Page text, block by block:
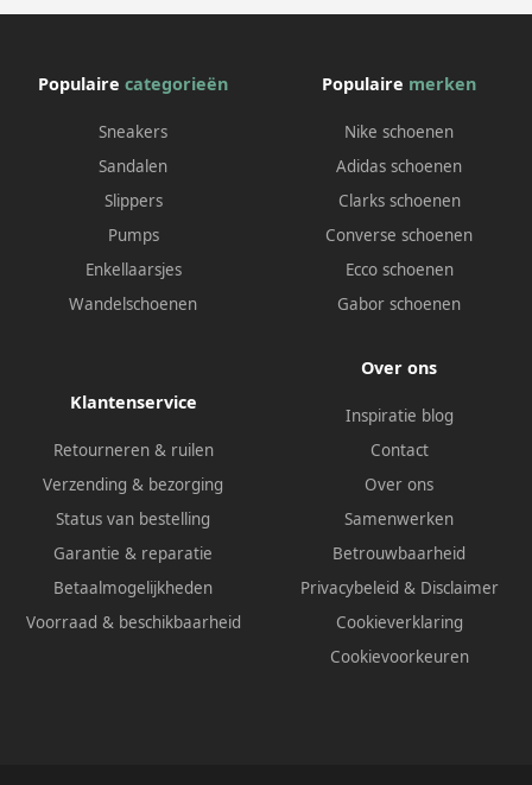
Populaire categorieën
Sneakers
Sandalen
Slippers
Pumps
Enkellaarsjes
Wandelschoenen
Populaire merken
Nike schoenen
Adidas schoenen
Clarks schoenen
Converse schoenen
Ecco schoenen
Gabor schoenen
Klantenservice
Retourneren & ruilen
Verzending & bezorging
Status van bestelling
Garantie & reparatie
Betaalmogelijkheden
Voorraad & beschikbaarheid
Over ons
Inspiratie blog
Contact
Over ons
Samenwerken
Betrouwbaarheid
Privacybeleid & Disclaimer
Cookieverklaring
Cookievoorkeuren